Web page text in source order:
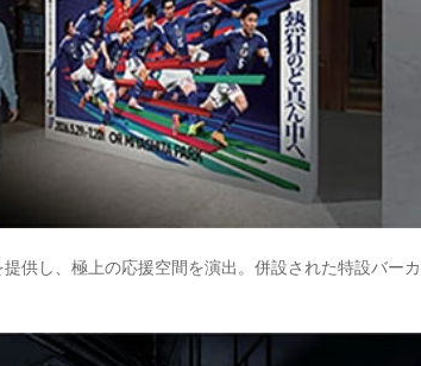
供し、極上の応援空間を演出。併設された特設バー